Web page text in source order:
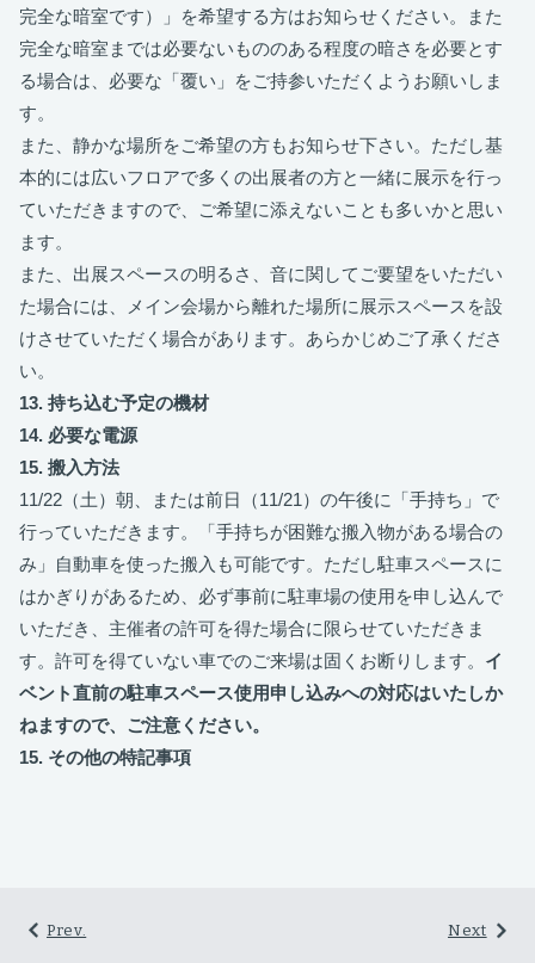
完全な暗室です）」を希望する方はお知らせください。また
完全な暗室までは必要ないもののある程度の暗さを必要とす
る場合は、必要な「覆い」をご持参いただくようお願いしま
す。
また、静かな場所をご希望の方もお知らせ下さい。ただし基
本的には広いフロアで多くの出展者の方と一緒に展示を行っ
ていただきますので、ご希望に添えないことも多いかと思い
ます。
また、出展スペースの明るさ、音に関してご要望をいただい
た場合には、メイン会場から離れた場所に展示スペースを設
けさせていただく場合があります。あらかじめご了承くださ
い。
13. 持ち込む予定の機材
14. 必要な電源
15. 搬入方法
11/22（土）朝、または前日（11/21）の午後に「手持ち」で
行っていただきます。「手持ちが困難な搬入物がある場合の
み」自動車を使った搬入も可能です。ただし駐車スペースに
はかぎりがあるため、必ず事前に駐車場の使用を申し込んで
いただき、主催者の許可を得た場合に限らせていただきま
す。許可を得ていない車でのご来場は固くお断りします。 イ
ベント直前の駐車スペース使用申し込みへの対応はいたしか
ねますので、ご注意ください。
15. その他の特記事項
Next
Prev.